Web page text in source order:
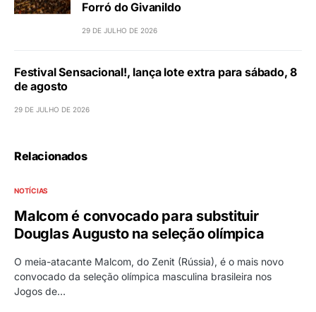
Forró do Givanildo
29 DE JULHO DE 2026
Festival Sensacional!, lança lote extra para sábado, 8
de agosto
29 DE JULHO DE 2026
Relacionados
NOTÍCIAS
Malcom é convocado para substituir
Douglas Augusto na seleção olímpica
O meia-atacante Malcom, do Zenit (Rússia), é o mais novo
convocado da seleção olímpica masculina brasileira nos
Jogos de…